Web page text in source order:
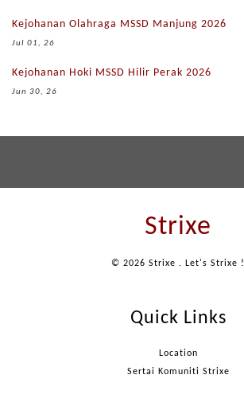
Kejohanan Olahraga MSSD Manjung 2026
Jul 01, 26
Kejohanan Hoki MSSD Hilir Perak 2026
Jun 30, 26
Strixe
© 2026 Strixe . Let's Strixe !
Quick Links
Location
Sertai Komuniti Strixe